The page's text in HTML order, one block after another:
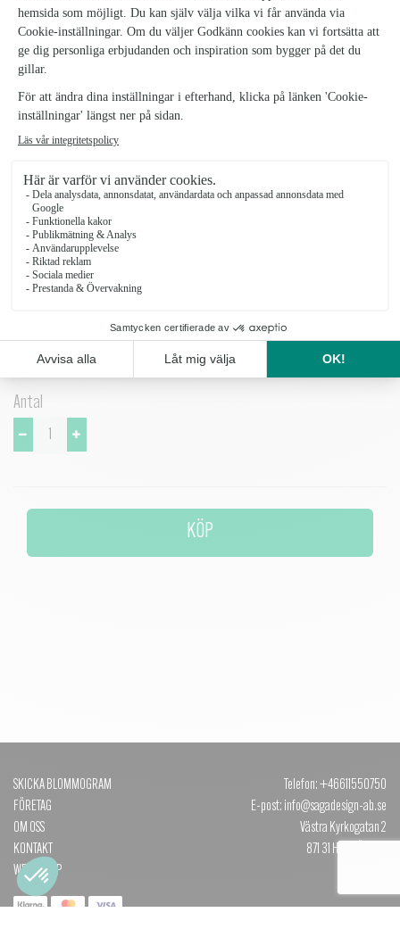
ERNST GLAS PÅ FOT 2-PACK
Ernst-Glas-pa-fot-20cl-2-pack_2
335 kr
ERNST räfflade glas på fot ingår i en serie med flera olika glas för
olika tillfällen. Servera bubbel, en god drink eller varför inte en dessert
ur glasen. Fina och eleganta till middagsbjudningen.
Art.no. 245009
Höjd 13,7 cm
Diameter Ø 10 cm
Material Glas
Övrigt
Tål maskindisk.
Antal
KÖP
SKICKA BLOMMOGRAM
FÖRETAG
OM OSS
KONTAKT
WEBBSHOP
Telefon: +46611550750
E-post: info@sagadesign-ab.se
Västra Kyrkogatan 2
871 31 HÄRNÖSAND